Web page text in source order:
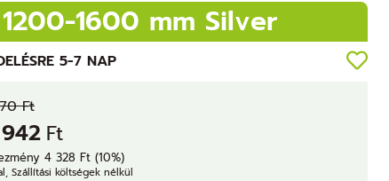
1600 mm Silver
5-7 NAP
Ft
Ft
4 328 Ft (10%)
Szállítási költségek nélkül